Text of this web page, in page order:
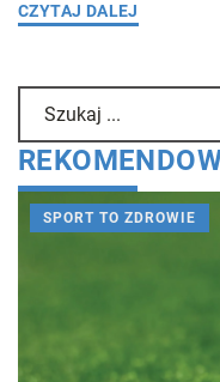
CZYTAJ DALEJ
SPORT TO ZDROWIE